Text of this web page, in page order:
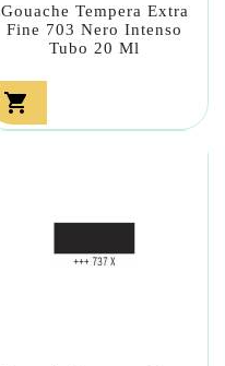
Gouache Tempera Extra
Fine 703 Nero Intenso
Tubo 20 Ml
